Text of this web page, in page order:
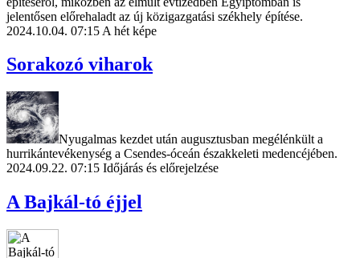
jelentősen előrehaladt az új közigazgatási székhely építése.
2024.10.04. 07:15 A hét képe
Sorakozó viharok
Nyugalmas kezdet után augusztusban megélénkült a
hurrikántevékenység a Csendes-óceán északkeleti medencéjében.
2024.09.22. 07:15 Időjárás és előrejelzése
A Bajkál-tó éjjel